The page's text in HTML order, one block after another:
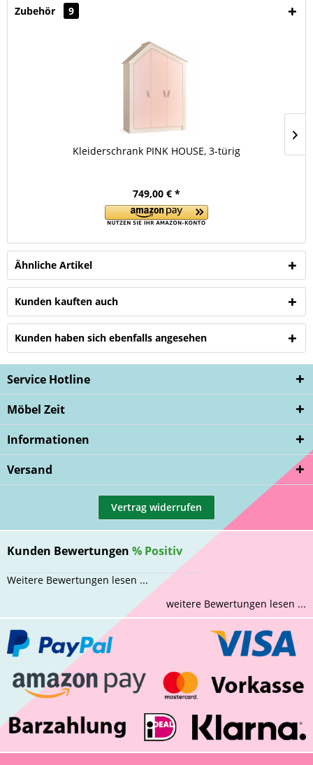
Zubehör 9
Kleiderschrank PINK HOUSE, 3-türig
749,00 € *
Ähnliche Artikel
Kunden kauften auch
Kunden haben sich ebenfalls angesehen
Service Hotline
Möbel Zeit
Informationen
Versand
Vertrag widerrufen
Kunden Bewertungen % Positiv
Weitere Bewertungen lesen ...
weitere Bewertungen lesen ...